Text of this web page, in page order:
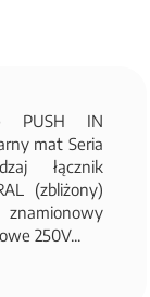
PUSH IN
mat Seria
łącznik
(zbliżony)
znamionowy
250V...